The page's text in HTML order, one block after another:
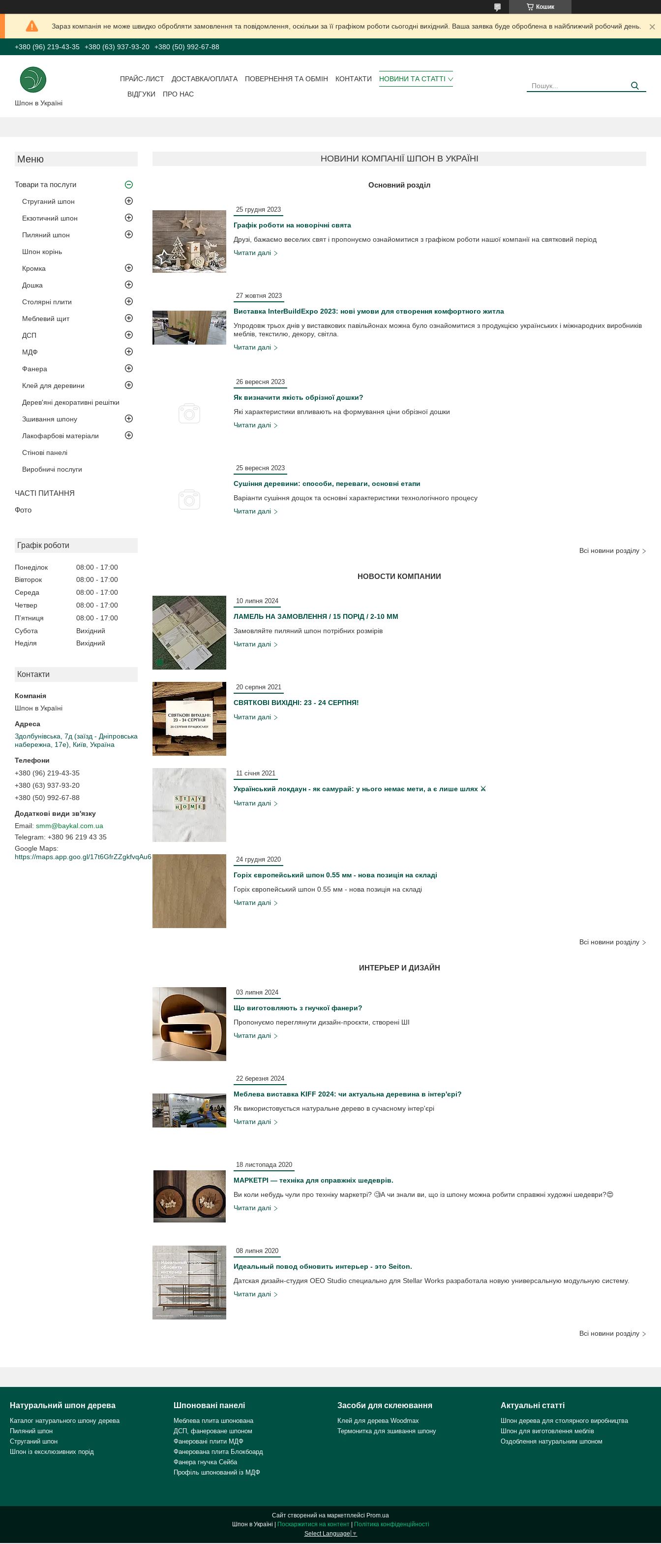
Кошик
Зараз компанія не може швидко обробляти замовлення та повідомлення, оскільки за її графіком роботи сьогодні вихідний. Ваша заявка буде оброблена в найближчий робочий день.
+380 (96) 219-43-35 +380 (63) 937-93-20 +380 (50) 992-67-88
Шпон в Україні
ПРАЙС-ЛИСТ ДОСТАВКА/ОПЛАТА ПОВЕРНЕННЯ ТА ОБМІН КОНТАКТИ
НОВИНИ ТА СТАТТІ
ВІДГУКИ
ПРО НАС
Товари та послуги
Струганий шпон
Екзотичний шпон
Пиляний шпон
Шпон корінь
Кромка
Дошка
Столярні плити
Меблевий щит
ДСП
МДФ
Фанера
Клей для деревини
Дерев'яні декоративні решітки
Зшивання шпону
Лакофарбові матеріали
Стінові панелі
Виробничі послуги
ЧАСТІ ПИТАННЯ
Фото
Графік роботи
Понеділок 08:00
17:00
Вівторок
08:00
17:00
Середа
08:00
17:00
Четвер
08:00
17:00
Пʼятниця
08:00
17:00
Субота
Вихідний
Неділя
Вихідний
Контакти
Шпон в Україні
Здолбунівська, 7д (заїзд - Дніпровська
набережна, 17е), Київ, Україна
+380 (96) 219-43-35
+380 (63) 937-93-20
+380 (50) 992-67-88
smm@baykal.com.ua
+380 96 219 43 35
Google Maps
https://maps.app.goo.gl/17t6GfrZZgkfvqAu6
НОВИНИ КОМПАНІЇ ШПОН В УКРАЇНІ
Основний розділ
25 грудня 2023
Графік роботи на новорічні свята
Друзі, бажаємо веселих свят і пропонуємо ознайомитися з графіком роботи нашої компанії на святковий період
27 жовтня 2023
Виставка InterBuildExpo 2023: нові умови для створення комфортного житла
Упродовж трьох днів у виставкових павільйонах можна було ознайомитися з продукцією українських і міжнародних виробників
меблів, текстилю, декору, світла.
26 вересня 2023
Як визначити якість обрізної дошки?
Які характеристики впливають на формування ціни обрізної дошки
25 вересня 2023
Сушіння деревини: способи, переваги, основні етапи
Варіанти сушіння дощок та основні характеристики технологічного процесу
Всі новини розділу
НОВОСТИ КОМПАНИИ
10 липня 2024
ЛАМЕЛЬ НА ЗАМОВЛЕННЯ / 15 ПОРІД / 2-10 ММ
Замовляйте пиляний шпон потрібних розмірів
20 серпня 2021
СВЯТКОВІ ВИХІДНІ: 23 - 24 СЕРПНЯ!
11 січня 2021
Український локдаун - як самурай: у нього немає мети, а є лише шлях ⚔
24 грудня 2020
Горіх європейський шпон 0.55 мм - нова позиція на складі
Горіх європейський шпон 0.55 мм - нова позиція на складі
Всі новини розділу
ИНТЕРЬЕР И ДИЗАЙН
03 липня 2024
Що виготовляють з гнучкої фанери?
Пропонуємо переглянути дизайн-проєкти, створені ШІ
22 березня 2024
Меблева виставка KIFF 2024: чи актуальна деревина в інтер'єрі?
Як використовується натуральне дерево в сучасному інтер'єрі
18 листопада 2020
МАРКЕТРІ — техніка для справжніх шедеврів.
Ви коли небудь чули про техніку маркетрі? 🧐А чи знали ви, що із шпону можна робити справжні художні шедеври?😍
08 липня 2020
Идеальный повод обновить интерьер - это Seiton.
Датская дизайн-студия OEO Studio специально для Stellar Works разработала новую универсальную модульную систему.
Всі новини розділу
Натуральний шпон дерева
Каталог натурального шпону дерева
Пиляний шпон
Струганий шпон
Шпон із ексклюзивних порід
Шпоновані панелі
Меблева плита шпонована
ДСП, фанероване шпоном
Фанеровані плити МДФ
Фанерована плита Блокбоард
Фанера гнучка Сейба
Профіль шпонований із МДФ
Засоби для склеювання
Клей для дерева Woodmax
Термонитка для зшивання шпону
Актуальні статті
Шпон дерева для столярного виробництва
Шпон для виготовлення меблів
Оздоблення натуральним шпоном
Сайт створений на маркетплейсі Prom.ua
Шпон в Україні | Поскаржитися на контент | Політика конфіденційності
Select Language ▼